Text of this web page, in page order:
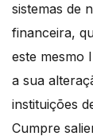
sistemas de
financeira,
este mesmo
a sua
instituições
Cumpre